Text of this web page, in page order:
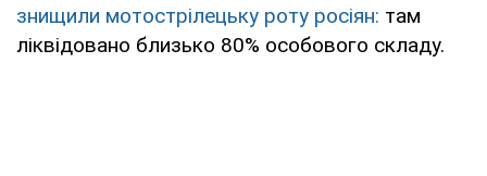
знищили мотострілецьку роту росіян: там
ліквідовано близько 80% особового складу.